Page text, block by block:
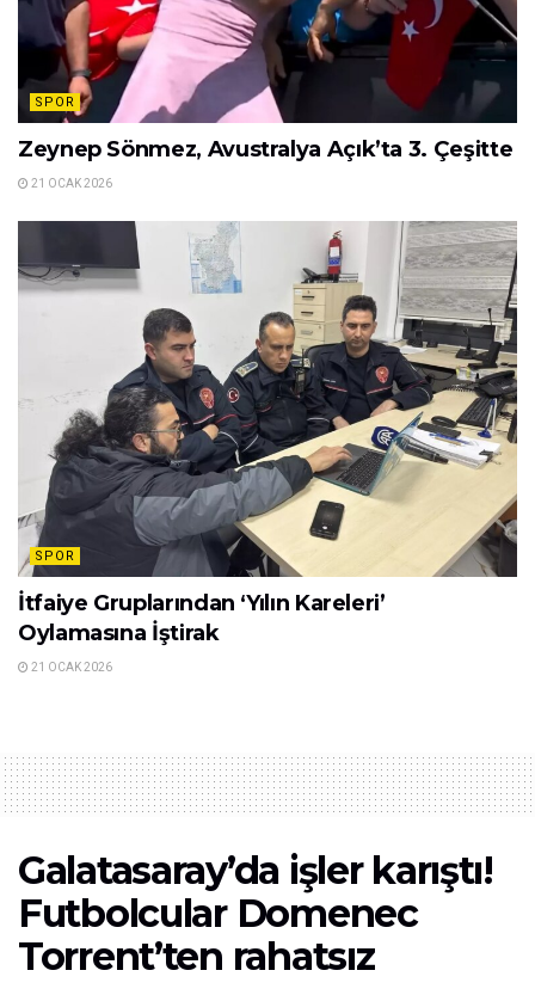
SPOR
Zeynep Sönmez, Avustralya Açık’ta 3. Çeşitte
21 OCAK 2026
SPOR
İtfaiye Gruplarından ‘Yılın Kareleri’
Oylamasına İştirak
21 OCAK 2026
Galatasaray’da işler karıştı!
Futbolcular Domenec
Torrent’ten rahatsız